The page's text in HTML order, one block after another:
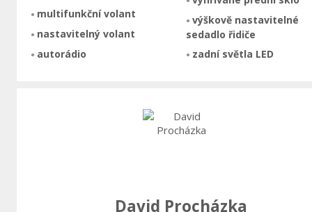
multifunkční volant
nastavitelný volant
autorádio
výškově nastavitelné
sedadlo řidiče
zadní světla LED
David Procházka